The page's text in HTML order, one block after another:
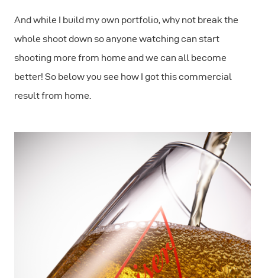
And while I build my own portfolio, why not break the
whole shoot down so anyone watching can start
shooting more from home and we can all become
better! So below you see how I got this commercial
result from home.